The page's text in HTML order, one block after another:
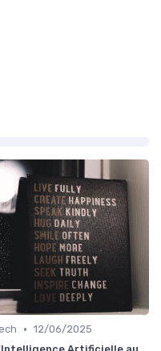
• 12/06/2025